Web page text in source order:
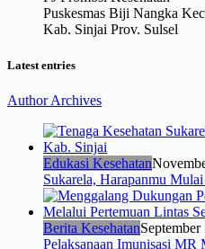
Puskesmas Biji Nangka
Kab. Sinjai Prov. Sulsel
Latest entries
Author Archives
Edukasi Kesehatan
Sukarela, Harapanmu
Berita Kesehatan
Pelaksanaan Imunisasi MR